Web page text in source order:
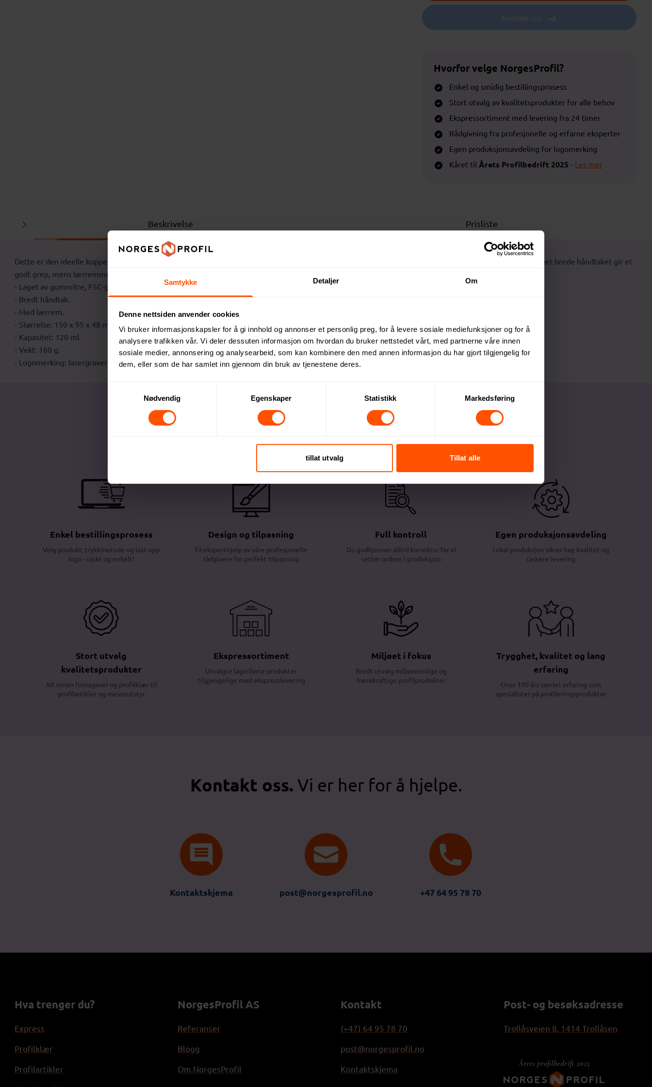
Samtykke Detaljer Om
Denne nettsiden anvender cookies
Vi bruker informasjonskapsler for å gi innhold og annonser et personlig preg, for å levere sosiale mediefunksjoner og for å
analysere trafikken vår. Vi deler dessuten informasjon om hvordan du bruker nettstedet vårt, med partnerne våre innen
sosiale medier, annonsering og analysearbeid, som kan kombinere den med annen informasjon du har gjort tilgjengelig for
dem, eller som de har samlet inn gjennom din bruk av tjenestene deres.
Nødvendig
Egenskaper Statistikk Markedsføring
tillat utvalg Tillat alle
Kontakt oss
Hvorfor velge NorgesProfil?
Enkel og smidig bestillingsprosess
Stort utvalg av kvalitetsprodukter for alle behov
Ekspressortiment med levering fra 24 timer
Rådgivning fra profesjonelle og erfarne eksperter
Egen produksjonsavdeling for logomerking
Kåret til Årets Profilbedrift 2025 - Les mer
Beskrivelse Prisliste
Dette er den ideelle koppen for naturelskere. Laget av slitesterkt gummitre, er den både miljøvennlig og robust – perfekt for fotturer og utendørs bruk. Det brede håndtaket gir et
godt grep, mens lærremmen gjør det enkelt å feste koppen til sekken eller beltet. Nyt favorittdrikken din i naturen med stil og komfort.
- Laget av gummitre, FSC-godkjent.
- Bredt håndtak.
- Med lærrem.
- Størrelse: 150 x 95 x 48 mm.
- Kapasitet: 120 ml.
- Vekt: 160 g.
- Logomerking: lasergravering.
Dette kan du forvente:
Enkel bestillingsprosess
Velg produkt, trykkmetode og last opp
logo - raskt og enkelt!
Design og tilpasning
Få eksperthjelp av våre profesjonelle
rådgivere for perfekt tilpasning
Full kontroll
Du godkjenner alltid korrektur før vi
setter ordren i produksjon
Egen produksjonsavdeling
Lokal produksjon sikrer høy kvalitet og
raskere levering
Stort utvalg
kvalitetsprodukter
Alt innen firmagaver og profilklær til
profilartikler og messeutstyr
Ekspressortiment
Utvalgte lagerførte produkter
tilgjengelige med ekspresslevering
Miljøet i fokus
Bredt utvalg miljøvennlige og
bærekraftige profilprodukter
Trygghet, kvalitet og lang
erfaring
Over 100 års samlet erfaring som
spesialister på profileringsprodukter
Kontakt oss. Vi er her for å hjelpe.
Kontaktskjema post@norgesprofil.no +47 64 95 78 70
Hva trenger du?
Express
Profilklær
Profilartikler
NorgesProfil AS
Referanser
Blogg
Om NorgesProfil
Kontakt
(+47) 64 95 78 70
post@norgesprofil.no
Kontaktskjema
Post- og besøksadresse
Trollåsveien 8, 1414 Trollåsen